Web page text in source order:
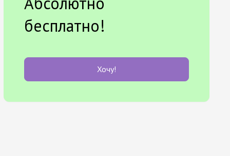
бесплатно!
Хочу!